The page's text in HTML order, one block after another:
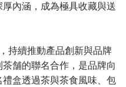
內涵，成為極具收藏與送
持續推動產品創新與品牌
舗的聯名合作，是品牌向
盒透過茶與茶食風味、包